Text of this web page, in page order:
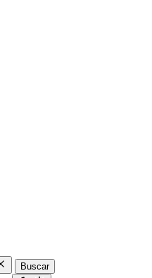
Buscar